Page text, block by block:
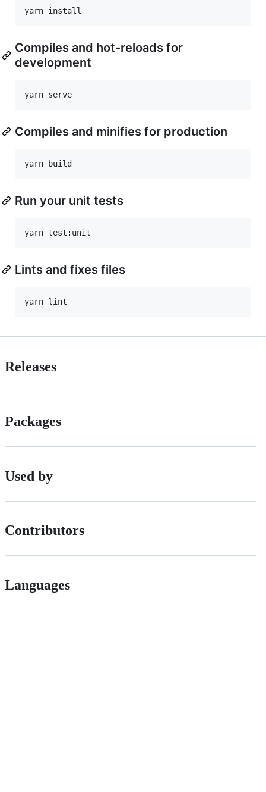
Compiles and hot-reloads for
development
Compiles and minifies for production
Run your unit tests
Lints and fixes files
Releases
Packages
Used by
Contributors
Languages